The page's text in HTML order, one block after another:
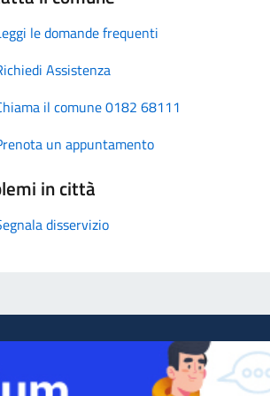
le domande frequenti
Assistenza
il comune 0182 68111
un appuntamento
in città
disservizio